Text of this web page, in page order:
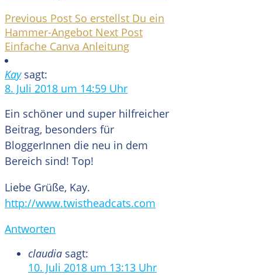
Previous Post So erstellst Du ein
Hammer-Angebot Next Post
Einfache Canva Anleitung
Kay sagt:
8. Juli 2018 um 14:59 Uhr
Ein schöner und super hilfreicher
Beitrag, besonders für
BloggerInnen die neu in dem
Bereich sind! Top!
Liebe Grüße, Kay.
http://www.twistheadcats.com
Antworten
claudia sagt:
10. Juli 2018 um 13:13 Uhr